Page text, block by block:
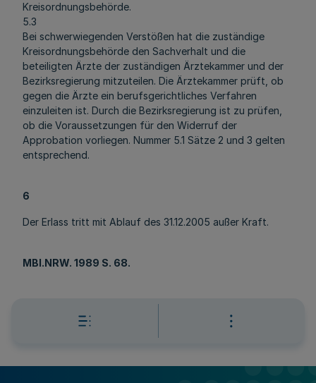
Kreisordnungsbehörde.
5.3
Bei schwerwiegenden Verstößen hat die zuständige
Kreisordnungsbehörde den Sachverhalt und die
beteiligten Ärzte der zuständigen Ärztekammer und der
Bezirksregierung mitzuteilen. Die Ärztekammer prüft, ob
gegen die Ärzte ein berufsgerichtliches Verfahren
einzuleiten ist. Durch die Bezirksregierung ist zu prüfen,
ob die Voraussetzungen für den Widerruf der
Approbation vorliegen. Nummer 5.1 Sätze 2 und 3 gelten
entsprechend.
6
Der Erlass tritt mit Ablauf des 31.12.2005 außer Kraft.
MBl.NRW. 1989 S. 68.